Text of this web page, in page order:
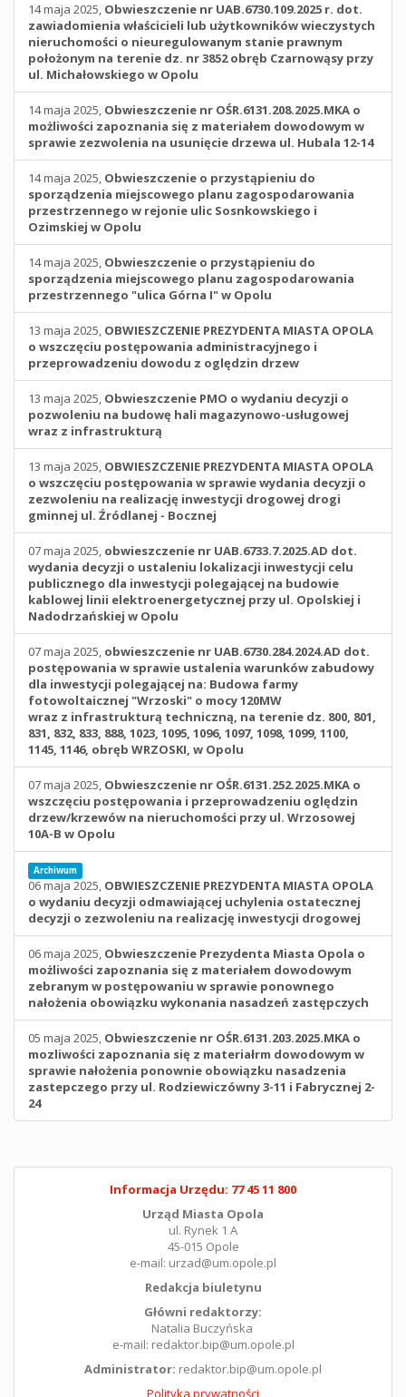
14 maja 2025, Obwieszczenie nr UAB.6730.109.2025 r. dot.
zawiadomienia właścicieli lub użytkowników wieczystych
nieruchomości o nieuregulowanym stanie prawnym
położonym na terenie dz. nr 3852 obręb Czarnowąsy przy
ul. Michałowskiego w Opolu
14 maja 2025, Obwieszczenie nr OŚR.6131.208.2025.MKA o
możliwości zapoznania się z materiałem dowodowym w
sprawie zezwolenia na usunięcie drzewa ul. Hubala 12-14
14 maja 2025, Obwieszczenie o przystąpieniu do
sporządzenia miejscowego planu zagospodarowania
przestrzennego w rejonie ulic Sosnkowskiego i
Ozimskiej w Opolu
14 maja 2025, Obwieszczenie o przystąpieniu do
sporządzenia miejscowego planu zagospodarowania
przestrzennego "ulica Górna I" w Opolu
13 maja 2025, OBWIESZCZENIE PREZYDENTA MIASTA OPOLA
o wszczęciu postępowania administracyjnego i
przeprowadzeniu dowodu z oględzin drzew
13 maja 2025, Obwieszczenie PMO o wydaniu decyzji o
pozwoleniu na budowę hali magazynowo-usługowej
wraz z infrastrukturą
13 maja 2025, OBWIESZCZENIE PREZYDENTA MIASTA OPOLA
o wszczęciu postępowania w sprawie wydania decyzji o
zezwoleniu na realizację inwestycji drogowej drogi
gminnej ul. Źródlanej - Bocznej
07 maja 2025, obwieszczenie nr UAB.6733.7.2025.AD dot.
wydania decyzji o ustaleniu lokalizacji inwestycji celu
publicznego dla inwestycji polegającej na budowie
kablowej linii elektroenergetycznej przy ul. Opolskiej i
Nadodrzańskiej w Opolu
07 maja 2025, obwieszczenie nr UAB.6730.284.2024.AD dot.
postępowania w sprawie ustalenia warunków zabudowy
dla inwestycji polegającej na: Budowa farmy
fotowoltaicznej "Wrzoski" o mocy 120MW
wraz z infrastrukturą techniczną, na terenie dz. 800, 801,
831, 832, 833, 888, 1023, 1095, 1096, 1097, 1098, 1099, 1100,
1145, 1146, obręb WRZOSKI, w Opolu
07 maja 2025, Obwieszczenie nr OŚR.6131.252.2025.MKA o
wszczęciu postępowania i przeprowadzeniu oględzin
drzew/krzewów na nieruchomości przy ul. Wrzosowej
10A-B w Opolu
Archiwum
06 maja 2025, OBWIESZCZENIE PREZYDENTA MIASTA OPOLA
o wydaniu decyzji odmawiającej uchylenia ostatecznej
decyzji o zezwoleniu na realizację inwestycji drogowej
06 maja 2025, Obwieszczenie Prezydenta Miasta Opola o
możliwości zapoznania się z materiałem dowodowym
zebranym w postępowaniu w sprawie ponownego
nałożenia obowiązku wykonania nasadzeń zastępczych
05 maja 2025, Obwieszczenie nr OŚR.6131.203.2025.MKA o
mozliwości zapoznania się z materiałrm dowodowym w
sprawie nałożenia ponownie obowiązku nasadzenia
zastepczego przy ul. Rodziewiczówny 3-11 i Fabrycznej 2-
24
Informacja Urzędu: 77 45 11 800
Urząd Miasta Opola
ul. Rynek 1 A
45-015 Opole
e-mail: urzad@um.opole.pl
Redakcja biuletynu
Główni redaktorzy:
Natalia Buczyńska
e-mail: redaktor.bip@um.opole.pl
Administrator: redaktor.bip@um.opole.pl
Polityka prywatności